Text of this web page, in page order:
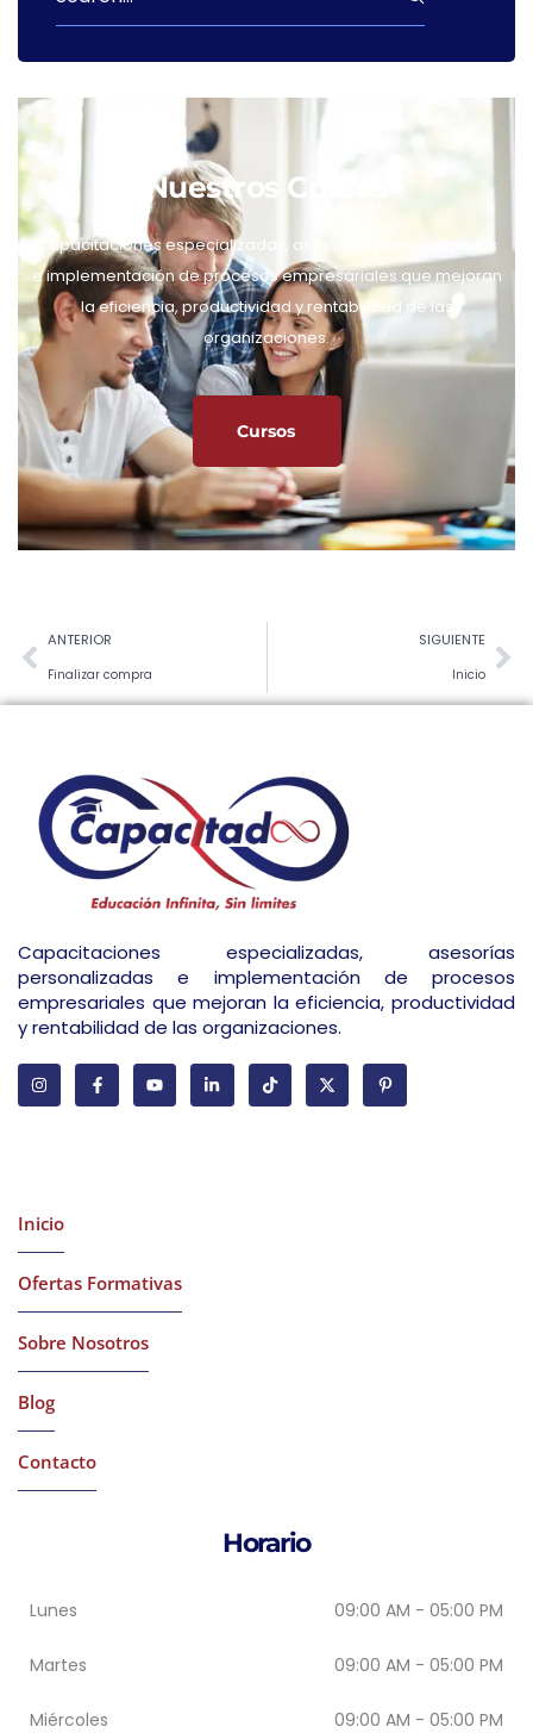
Nuestros Cursos
Capacitaciones especializadas, asesorías personalizadas
e implementación de procesos empresariales que mejoran
la eficiencia, productividad y rentabilidad de las
organizaciones.
Cursos
ANTERIOR
Finalizar compra
SIGUIENTE
Inicio
Capacitaciones especializadas, asesorías
personalizadas e implementación de procesos
empresariales que mejoran la eficiencia, productividad
y rentabilidad de las organizaciones.
Inicio
Ofertas Formativas
Sobre Nosotros
Blog
Contacto
Horario
Lunes 09:00 AM - 05:00 PM
Martes 09:00 AM - 05:00 PM
Miércoles 09:00 AM - 05:00 PM